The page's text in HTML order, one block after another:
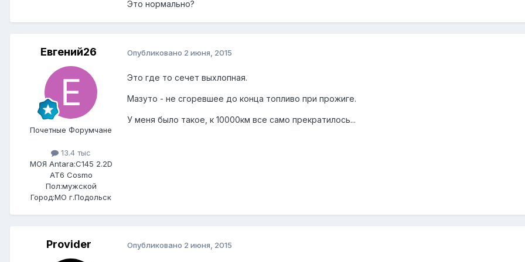
Это нормально?
Евгений26
Почетные Форумчане
13.4 тыс
МОЯ Antara:C145 2.2D
AT6 Cosmo
Пол:мужской
Город:МО г.Подольск
Опубликовано 2 июня, 2015
Это где то сечет выхлопная.
Мазуто - не сгоревшее до конца топливо при прожиге.
У меня было такое, к 10000км все само прекратилось...
Provider Опубликовано 2 июня, 2015